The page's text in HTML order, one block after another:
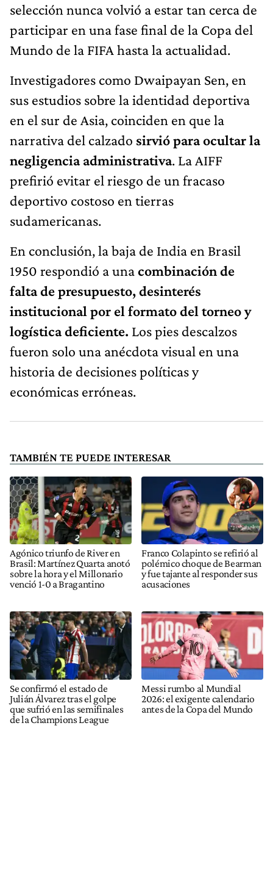
selección nunca volvió a estar tan cerca de
participar en una fase final de la Copa del
Mundo de la FIFA hasta la actualidad.
Investigadores como Dwaipayan Sen, en
sus estudios sobre la identidad deportiva
en el sur de Asia, coinciden en que la
narrativa del calzado sirvió para ocultar la
negligencia administrativa. La AIFF
prefirió evitar el riesgo de un fracaso
deportivo costoso en tierras
sudamericanas.
En conclusión, la baja de India en Brasil
1950 respondió a unacombinación de
falta de presupuesto, desinterés
institucional por el formato del torneo y
logística deficiente. Los pies descalzos
fueron solo una anécdota visual en una
historia de decisiones políticas y
económicas erróneas.
TAMBIÉN TE PUEDE INTERESAR
Agónico triunfo de River en
Brasil: Martínez Quarta anotó
sobre la hora y el Millonario
venció 1-0 a Bragantino
Franco Colapinto se refirió al
polémico choque de Bearman
y fue tajante al responder sus
acusaciones
Se confirmó el estado de
Julián Álvarez tras el golpe
que sufrió en las semifinales
de la Champions League
Messi rumbo al Mundial
2026: el exigente calendario
antes de la Copa del Mundo